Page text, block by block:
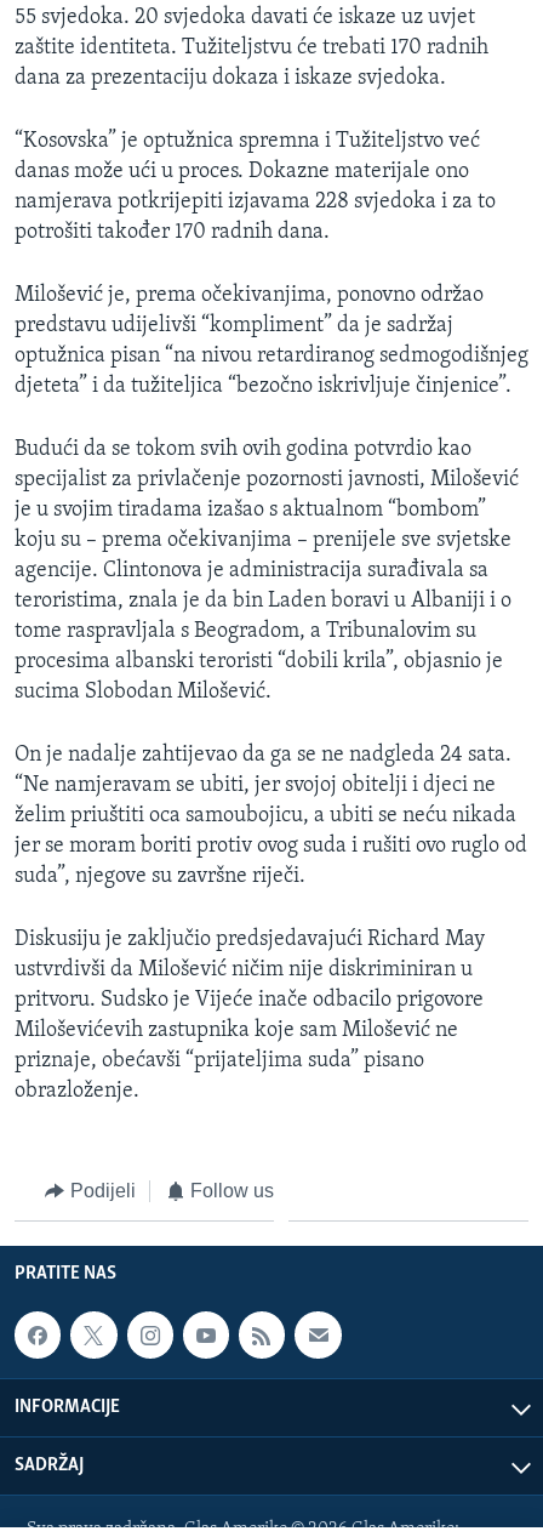
55 svjedoka. 20 svjedoka davati će iskaze uz uvjet
zaštite identiteta. Tužiteljstvu će trebati 170 radnih
dana za prezentaciju dokaza i iskaze svjedoka.
“Kosovska” je optužnica spremna i Tužiteljstvo već
danas može ući u proces. Dokazne materijale ono
namjerava potkrijepiti izjavama 228 svjedoka i za to
potrošiti također 170 radnih dana.
Milošević je, prema očekivanjima, ponovno održao
predstavu udijelivši “kompliment” da je sadržaj
optužnica pisan “na nivou retardiranog sedmogodišnjeg
djeteta” i da tužiteljica “bezočno iskrivljuje činjenice”.
Budući da se tokom svih ovih godina potvrdio kao
specijalist za privlačenje pozornosti javnosti, Milošević
je u svojim tiradama izašao s aktualnom “bombom”
koju su – prema očekivanjima – prenijele sve svjetske
agencije. Clintonova je administracija surađivala sa
teroristima, znala je da bin Laden boravi u Albaniji i o
tome raspravljala s Beogradom, a Tribunalovim su
procesima albanski teroristi “dobili krila”, objasnio je
sucima Slobodan Milošević.
On je nadalje zahtijevao da ga se ne nadgleda 24 sata.
“Ne namjeravam se ubiti, jer svojoj obitelji i djeci ne
želim priuštiti oca samoubojicu, a ubiti se neću nikada
jer se moram boriti protiv ovog suda i rušiti ovo ruglo od
suda”, njegove su završne riječi.
Diskusiju je zaključio predsjedavajući Richard May
ustvrdivši da Milošević ničim nije diskriminiran u
pritvoru. Sudsko je Vijeće inače odbacilo prigovore
Miloševićevih zastupnika koje sam Milošević ne
priznaje, obećavši “prijateljima suda” pisano
obrazloženje.
Podijeli Follow us
PRATITE NAS
INFORMACIJE
SADRŽAJ
Sva prava zadržana. Glas Amerike © 2026 Glas Amerike: